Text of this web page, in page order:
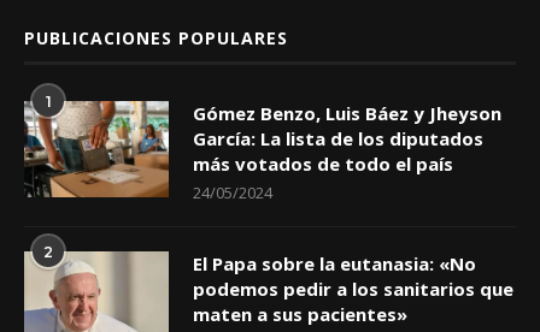
PUBLICACIONES POPULARES
1
Gómez Benzo, Luis Báez y Jheyson
García: La lista de los diputados
más votados de todo el país
24/05/2024
2
El Papa sobre la eutanasia: «No
podemos pedir a los sanitarios que
maten a sus pacientes»